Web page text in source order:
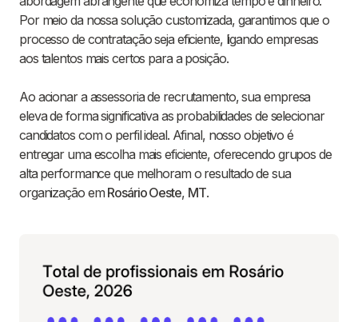
Por meio da nossa solução customizada, garantimos que o
processo de contratação seja eficiente, ligando empresas
aos talentos mais certos para a posição.
Ao acionar a assessoria de recrutamento, sua empresa
eleva de forma significativa as probabilidades de selecionar
candidatos com o perfil ideal. Afinal, nosso objetivo é
entregar uma escolha mais eficiente, oferecendo grupos de
alta performance que melhoram o resultado de sua
organização em Rosário Oeste, MT.